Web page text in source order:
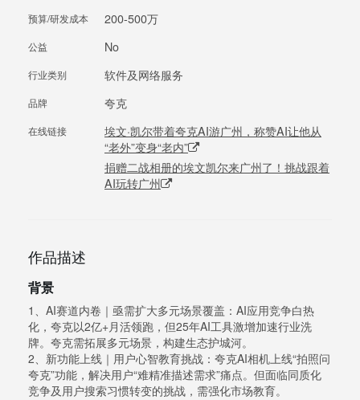
预算/研发成本 200-500万
公益 No
行业类别 软件及网络服务
品牌 夸克
在线链接
埃文·凯尔带着夸克AI游广州，称赞AI让他从
“老外”变身“老内”
捐赠二战相册的埃文凯尔来广州了！挑战跟着
AI玩转广州
作品描述
背景
1、AI赛道内卷｜亟需扩大多元场景覆盖：AI应用竞争白热
化，夸克以2亿+月活领跑，但25年AI工具激增加速行业洗
牌。夸克需拓展多元场景，构建生态护城河。
2、新功能上线｜用户心智教育挑战：夸克AI相机上线“拍照问
夸克”功能，解决用户“难精准描述需求”痛点。但面临同质化
竞争及用户搜索习惯转变的挑战，需强化市场教育。